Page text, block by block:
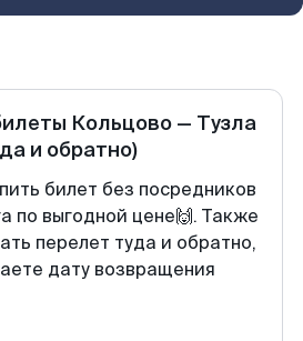
Кольцово — Тузла
и обратно)
билет без посредников
по выгодной цене🙌. Также
перелет туда и обратно,
дату возвращения